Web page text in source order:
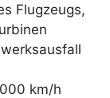
Flugzeugs,
km/h